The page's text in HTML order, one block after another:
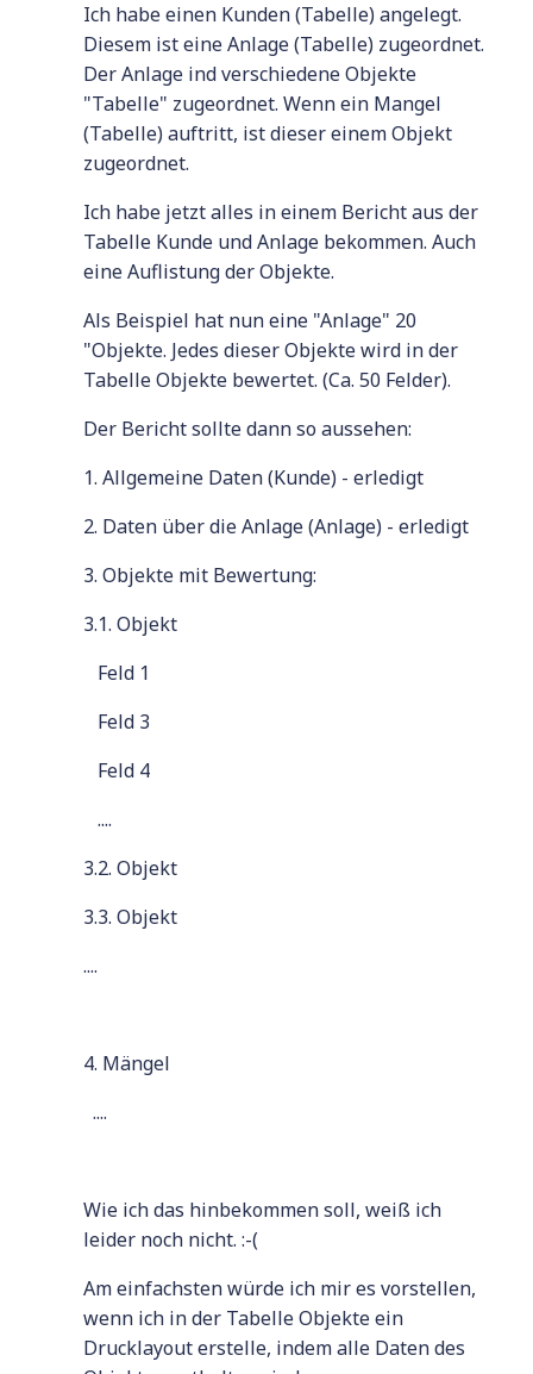
Ich habe einen Kunden (Tabelle) angelegt.
Diesem ist eine Anlage (Tabelle) zugeordnet.
Der Anlage ind verschiedene Objekte
"Tabelle" zugeordnet. Wenn ein Mangel
(Tabelle) auftritt, ist dieser einem Objekt
zugeordnet.
Ich habe jetzt alles in einem Bericht aus der
Tabelle Kunde und Anlage bekommen. Auch
eine Auflistung der Objekte.
Als Beispiel hat nun eine "Anlage" 20
"Objekte. Jedes dieser Objekte wird in der
Tabelle Objekte bewertet. (Ca. 50 Felder).
Der Bericht sollte dann so aussehen:
1. Allgemeine Daten (Kunde) - erledigt
2. Daten über die Anlage (Anlage) - erledigt
3. Objekte mit Bewertung:
3.1. Objekt
Feld 1
Feld 3
Feld 4
....
3.2. Objekt
3.3. Objekt
....
4. Mängel
....
Wie ich das hinbekommen soll, weiß ich
leider noch nicht. :-(
Am einfachsten würde ich mir es vorstellen,
wenn ich in der Tabelle Objekte ein
Drucklayout erstelle, indem alle Daten des